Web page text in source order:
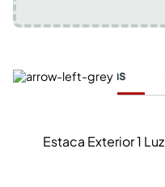
Características
Estaca Exterior 1